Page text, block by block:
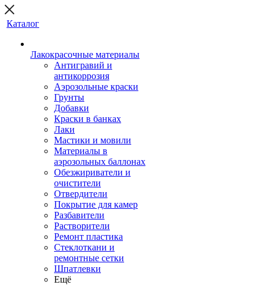
Каталог
Лакокрасочные материалы
Антигравий и
антикоррозия
Аэрозольные краски
Грунты
Добавки
Краски в банках
Лаки
Мастики и мовили
Материалы в
аэрозольных баллонах
Обезжириватели и
очистители
Отвердители
Покрытие для камер
Разбавители
Растворители
Ремонт пластика
Стеклоткани и
ремонтные сетки
Шпатлевки
Ещё